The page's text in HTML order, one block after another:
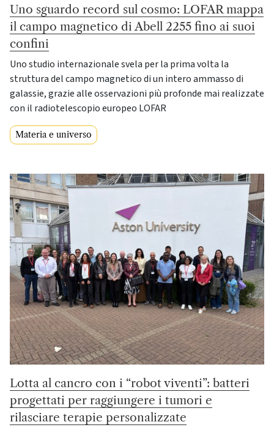
Uno sguardo record sul cosmo: LOFAR mappa
il campo magnetico di Abell 2255 fino ai suoi
confini
Uno studio internazionale svela per la prima volta la
struttura del campo magnetico di un intero ammasso di
galassie, grazie alle osservazioni più profonde mai realizzate
con il radiotelescopio europeo LOFAR
Materia e universo
Lotta al cancro con i “robot viventi”: batteri
progettati per raggiungere i tumori e
rilasciare terapie personalizzate